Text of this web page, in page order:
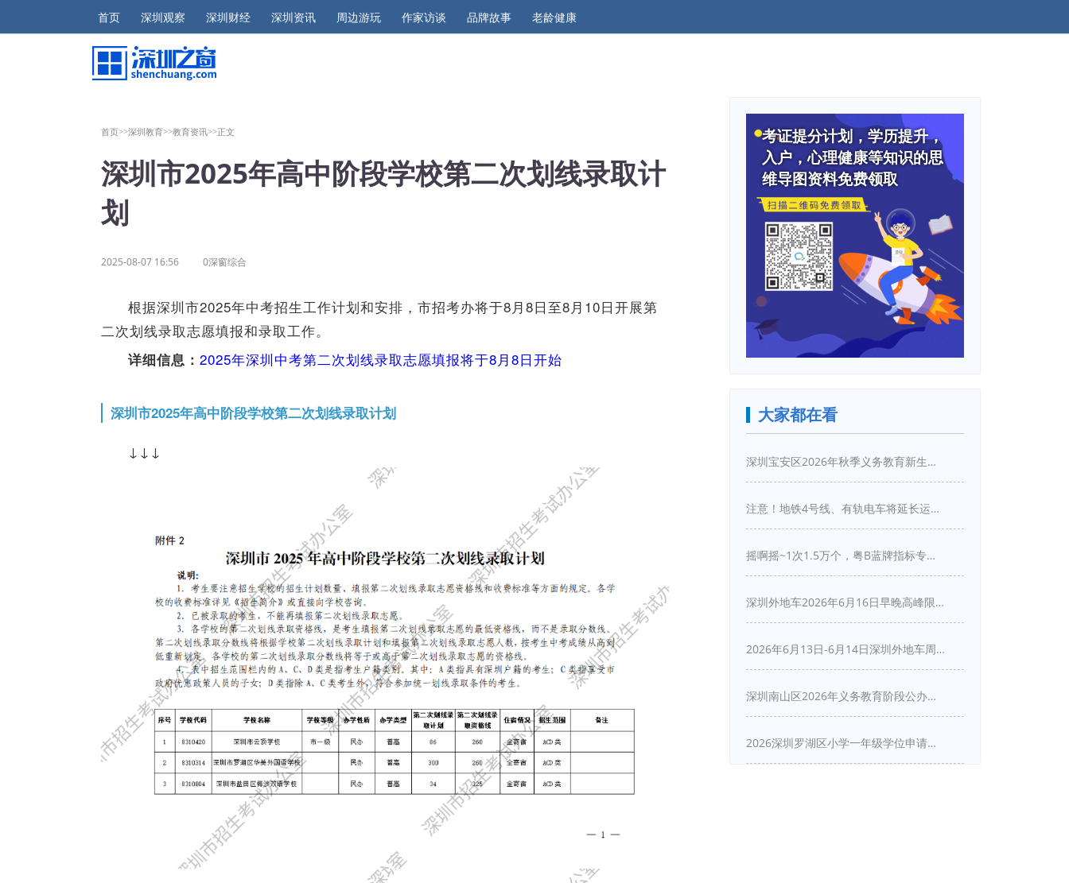
首页 深圳观察 深圳财经 深圳资讯 周边游玩 作家访谈 品牌故事 老龄健康
首页>>深圳教育>>教育资讯>>正文
深圳市2025年高中阶段学校第二次划线录取计
划
2025-08-07 16:56 0深窗综合
根据深圳市2025年中考招生工作计划和安排，市招考办将于8月8日至8月10日开展第
二次划线录取志愿填报和录取工作。
详细信息： 2025年深圳中考第二次划线录取志愿填报将于8月8日开始
深圳市2025年高中阶段学校第二次划线录取计划
↓↓↓
考证提分计划，学历提升，
入户，心理健康等知识的思
维导图资料免费领取
大家都在看
深圳宝安区2026年秋季义务教育新生入学指引
注意！地铁4号线、有轨电车将延长运营服务！
摇啊摇~1次1.5万个，粤B蓝牌指标专项摇号又来啦！
深圳外地车2026年6月16日早晚高峰限行详情
2026年6月13日-6月14日深圳外地车周末限行吗
深圳南山区2026年义务教育阶段公办学校新生入学申请指南
2026深圳罗湖区小学一年级学位申请指南